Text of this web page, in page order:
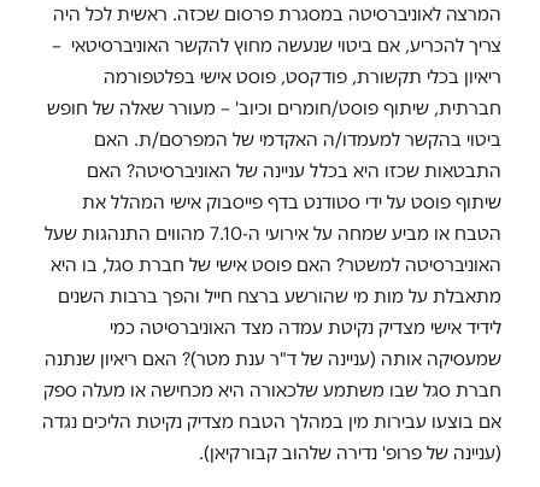
המרצה לאוניברסיטה במסגרת פרסום שכזה. ראשית לכל היה
צריך להכריע, אם ביטוי שנעשה מחוץ להקשר האוניברסיטאי –
ריאיון בכלי תקשורת, פודקסט, פוסט אישי בפלטפורמה
חברתית, שיתוף פוסט/חומרים וכיוב' – מעורר שאלה של חופש
ביטוי בהקשר למעמדו/ה האקדמי של המפרסם/ת. האם
התבטאות שכזו היא בכלל עניינה של האוניברסיטה? האם
שיתוף פוסט על ידי סטודנט בדף פייסבוק אישי המהלל את
הטבח או מביע שמחה על אירועי ה-7.10 מהווים התנהגות שעל
האוניברסיטה למשטר? האם פוסט אישי של חברת סגל, בו היא
מתאבלת על מות מי שהורשע ברצח חייל והפך ברבות השנים
לידיד אישי מצדיק נקיטת עמדה מצד האוניברסיטה כמי
שמעסיקה אותה (עניינה של ד"ר ענת מטר)? האם ריאיון שנתנה
חברת סגל שבו משתמע שלכאורה היא מכחישה או מעלה ספק
אם בוצעו עבירות מין במהלך הטבח מצדיק נקיטת הליכים נגדה
(עניינה של פרופ' נדירה שלהוב קבורקיאן).